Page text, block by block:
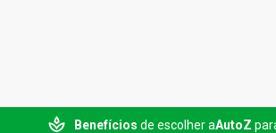
Benefícios de escolher aAutoZ